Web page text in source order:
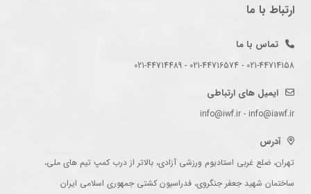
ارتباط با ما
تماس با ما
021-44714158 - 021-44716574 - 021-44714489
ایمیل های ارتباطی
info@iwf.ir - info@iawf.ir
آدرس
تهران، ضلع غربی استادیوم ورزشی آزادی، بالاتر از درب کمپ تیم های ملی،
ساختمان شهید جعفر جنگروی، فدراسیون کشتی جمهوری اسلامی ایران